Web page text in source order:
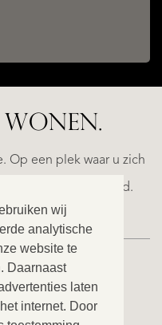
wij
analytische
website te
Daarnaast
laten
internet. Door
WONEN.
Op een plek waar u zich
exclusieve aanbod.
NIEUW
ESTEPONA
NACARE
AANBOD